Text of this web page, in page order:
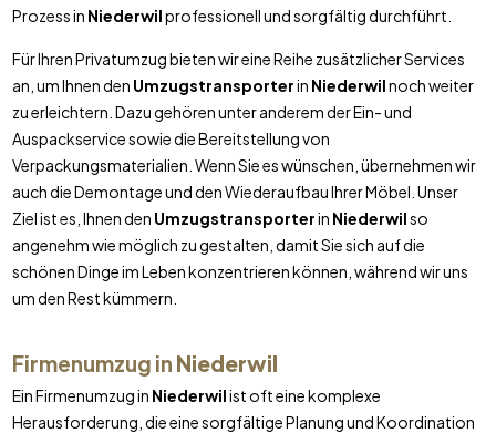
Prozess in Niederwilprofessionell und sorgfältig durchführt.
Für Ihren Privatumzug bieten wir eine Reihe zusätzlicher Services
an, um Ihnen den Umzugstransporterin Niederwilnoch weiter
zu erleichtern. Dazu gehören unter anderem der Ein- und
Auspackservice sowie die Bereitstellung von
Verpackungsmaterialien. Wenn Sie es wünschen, übernehmen wir
auch die Demontage und den Wiederaufbau Ihrer Möbel. Unser
Ziel ist es, Ihnen den Umzugstransporterin Niederwilso
angenehm wie möglich zu gestalten, damit Sie sich auf die
schönen Dinge im Leben konzentrieren können, während wir uns
um den Rest kümmern.
Firmenumzug in Niederwil
Ein Firmenumzug in Niederwilist oft eine komplexe
Herausforderung, die eine sorgfältige Planung und Koordination